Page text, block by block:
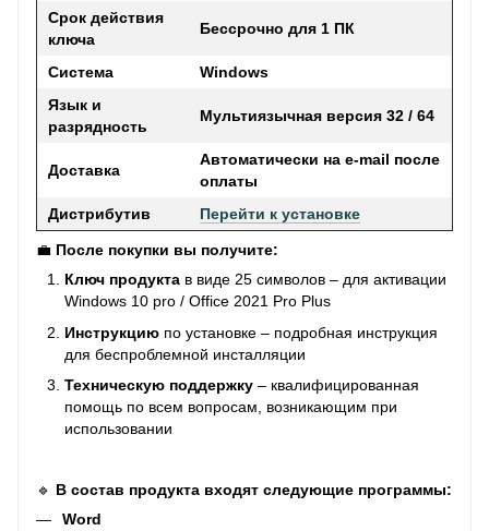
Срок действия
ключа
Бессрочно для 1 ПК
Система
Windows
Язык и
разрядность
Мультиязычная версия 32 / 64
Доставка
Автоматически на e-mail после
оплаты
Дистрибутив
Перейти к установке
💼 После покупки вы получите:
Ключ продукта в виде 25 символов – для активации
Windows 10 pro / Office 2021 Pro Plus
Инструкцию по установке – подробная инструкция
для беспроблемной инсталляции
Техническую поддержку – квалифицированная
помощь по всем вопросам, возникающим при
использовании
🔹 В состав продукта входят следующие программы:
Word